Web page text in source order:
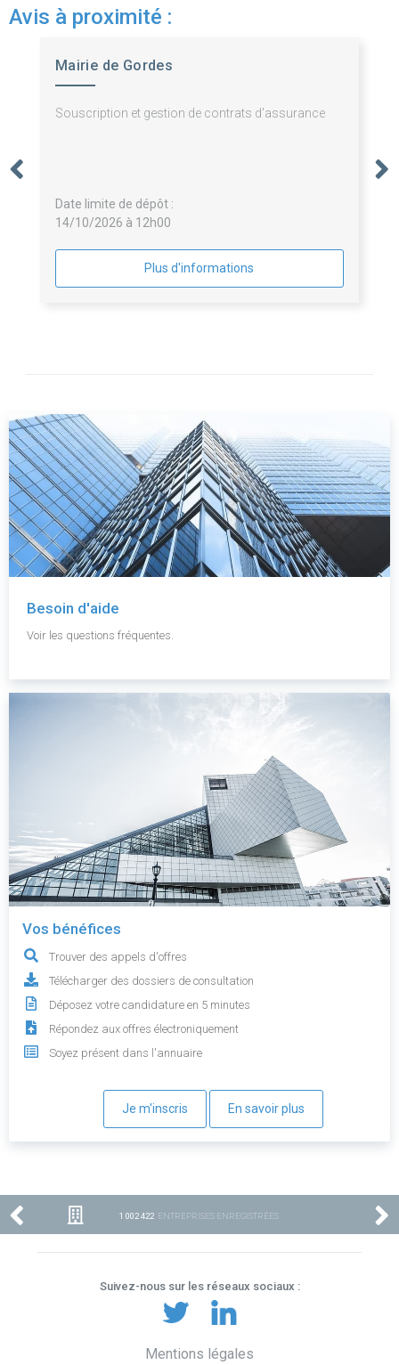
Avis à proximité :
Mairie de Gordes
Souscription et gestion de contrats d'assurance
Date limite de dépôt :
14/10/2026 à 12h00
Plus d'informations
Besoin d'aide
Voir les questions fréquentes.
Vos bénéfices
Trouver des appels d'offres
Télécharger des dossiers de consultation
Déposez votre candidature en 5 minutes
Répondez aux offres électroniquement
Soyez présent dans l'annuaire
Je m'inscris En savoir plus
1 002 422 ENTREPRISES ENREGISTRÉES
Suivez-nous sur les réseaux sociaux :
Mentions légales